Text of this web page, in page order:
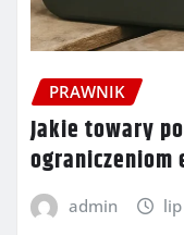
PRAWNIK
Jakie towary
admin